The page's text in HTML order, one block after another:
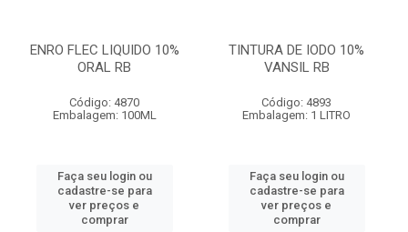
ENRO FLEC LIQUIDO 10%
ORAL RB
Código: 4870
Embalagem: 100ML
Faça seu login ou
cadastre-se para
ver preços e
comprar
TINTURA DE IODO 10%
VANSIL RB
Código: 4893
Embalagem: 1 LITRO
Faça seu login ou
cadastre-se para
ver preços e
comprar